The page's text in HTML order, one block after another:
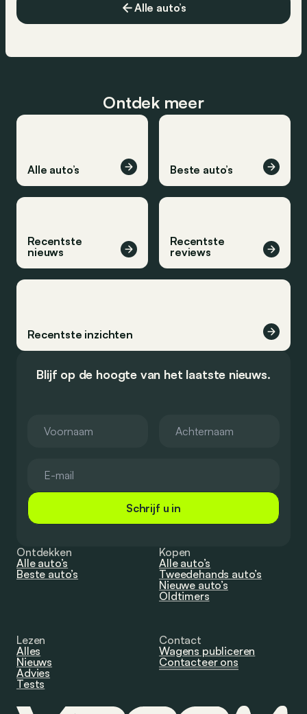
Alle auto’s
Ontdek meer
Alle auto’s Beste auto’s
Recentste
nieuws
Recentste
reviews
Recentste inzichten
Blijf op de hoogte van het laatste nieuws.
Schrijf u in
Ontdekken
Alle auto’s
Beste auto’s
Kopen
Alle auto’s
Tweedehands auto’s
Nieuwe auto’s
Oldtimers
Lezen
Alles
Nieuws
Advies
Tests
Contact
Wagens publiceren
Contacteer ons